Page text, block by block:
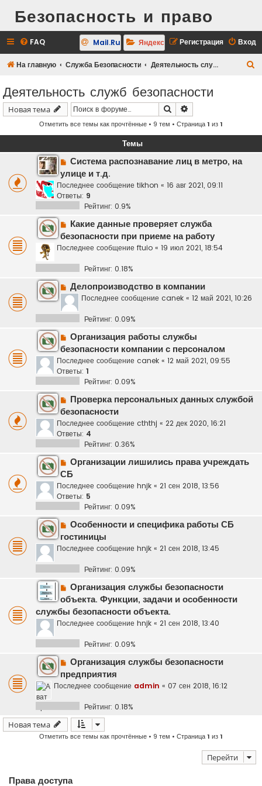
Безопасность и право
FAQ Вход
Регистрация
Mail.Ru Яндекс
На главную Служба Безопасности Деятельность служб безопасности
Деятельность служб безопасности
Новая тема Поиск
Отметить все темы как прочтённые • 9 тем • Страница1 из1
Темы
Система распознавание лиц в метро, на
улице и т.д.
Последнее сообщение tikhon « 16 авг 2021, 09:11
Ответы: 9
Рейтинг: 0.9%
Какие данные проверяет служба
безопасности при приеме на работу
Последнее сообщение ftuio « 19 июл 2021, 18:54
Рейтинг: 0.18%
Делопроизводство в компании
Последнее сообщение canek « 12 май 2021, 10:26
Рейтинг: 0.09%
Организация работы службы
безопасности компании с персоналом
Последнее сообщение canek « 12 май 2021, 09:55
Ответы: 1
Рейтинг: 0.09%
Проверка персональных данных службой
безопасности
Последнее сообщение cththj « 22 дек 2020, 16:21
Ответы: 4
Рейтинг: 0.36%
Организации лишились права учреждать
СБ
Последнее сообщение hnjk « 21 сен 2018, 13:56
Ответы: 5
Рейтинг: 0.09%
Особенности и специфика работы СБ
гостиницы
Последнее сообщение hnjk « 21 сен 2018, 13:45
Рейтинг: 0.09%
Организация службы безопасности
объекта. Функции, задачи и особенности
службы безопасности объекта.
Последнее сообщение hnjk « 21 сен 2018, 13:40
Рейтинг: 0.09%
Организация службы безопасности
предприятия
Последнее сообщение admin « 07 сен 2018, 16:12
Рейтинг: 0.18%
Новая тема
Отметить все темы как прочтённые • 9 тем • Страница1 из1
Перейти
Права доступа